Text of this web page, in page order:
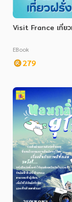
หมวดหมู่หนัง
หมวดหมู่ยอดนิ
หนังสือออกใหม่
หนังสือเสียง
โ
หมวดหมู่หนังสือ
Visit France เที่ยว
EBook
279